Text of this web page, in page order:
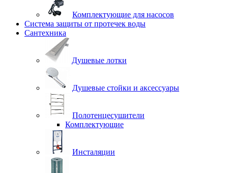
Комплектующие для насосов
Система защиты от протечек воды
Сантехника
Душевые лотки
Душевые стойки и аксессуары
Полотенцесушители
Комплектующие
Инсталяции